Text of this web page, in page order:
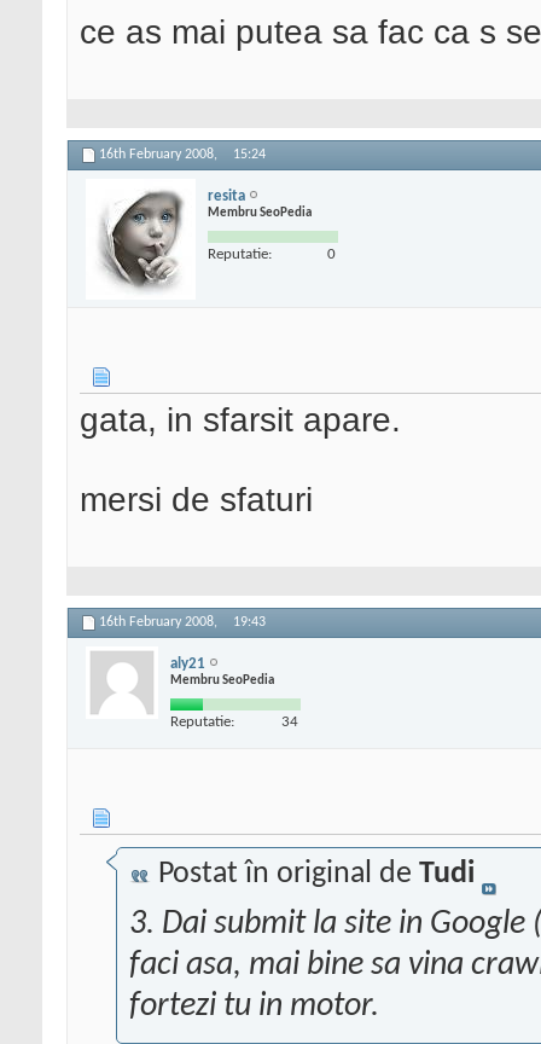
ce as mai putea sa fac ca s
16th February 2008, 15:24
resita
Membru SeoPedia
Reputatie: 0
gata, in sfarsit apare.
mersi de sfaturi
16th February 2008, 19:43
aly21
Membru SeoPedia
Reputatie: 34
Postat în original de Tudi
3. Dai submit la site in Google
faci asa, mai bine sa vina
fortezi tu in motor.